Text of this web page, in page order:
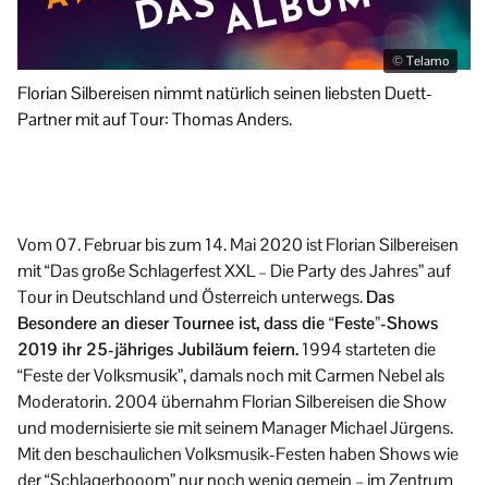
Florian Silbereisen nimmt natürlich seinen liebsten Duett-
Partner mit auf Tour: Thomas Anders.
© Telamo
Vom 07. Februar bis zum 14. Mai 2020 ist Florian Silbereisen
mit “Das große Schlagerfest XXL – Die Party des Jahres” auf
Tour in Deutschland und Österreich unterwegs.Das
Besondere an dieser Tournee ist, dass die “Feste”-Shows
2019 ihr 25-jähriges Jubiläum feiern.1994 starteten die
“Feste der Volksmusik”, damals noch mit Carmen Nebel als
Moderatorin. 2004 übernahm Florian Silbereisen die Show
und modernisierte sie mit seinem Manager Michael Jürgens.
Mit den beschaulichen Volksmusik-Festen haben Shows wie
der “Schlagerbooom” nur noch wenig gemein – im Zentrum